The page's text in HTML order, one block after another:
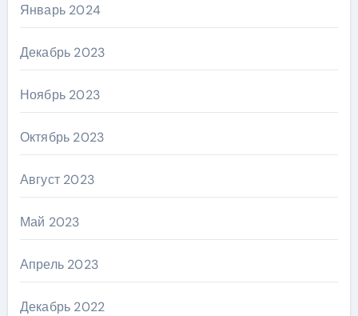
Январь 2024
Декабрь 2023
Ноябрь 2023
Октябрь 2023
Август 2023
Май 2023
Апрель 2023
Декабрь 2022